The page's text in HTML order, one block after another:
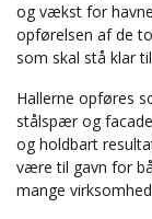
og vækst for
opførelsen af de
som skal stå klar
Hallerne opføres
stålspær og
og holdbart
være til gavn for
mange